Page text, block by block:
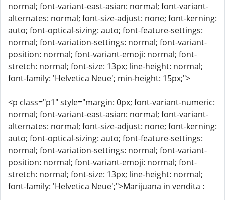
normal; font-variant-east-asian: normal; font-variant-
alternates: normal; font-size-adjust: none; font-kerning:
auto; font-optical-sizing: auto; font-feature-settings:
normal; font-variation-settings: normal; font-variant-
position: normal; font-variant-emoji: normal; font-
stretch: normal; font-size: 13px; line-height: normal;
font-family: 'Helvetica Neue'; min-height: 15px;">
<p class="p1" style="margin: 0px; font-variant-numeric:
normal; font-variant-east-asian: normal; font-variant-
alternates: normal; font-size-adjust: none; font-kerning:
auto; font-optical-sizing: auto; font-feature-settings:
normal; font-variation-settings: normal; font-variant-
position: normal; font-variant-emoji: normal; font-
stretch: normal; font-size: 13px; line-height: normal;
font-family: 'Helvetica Neue';">Marijuana in vendita :